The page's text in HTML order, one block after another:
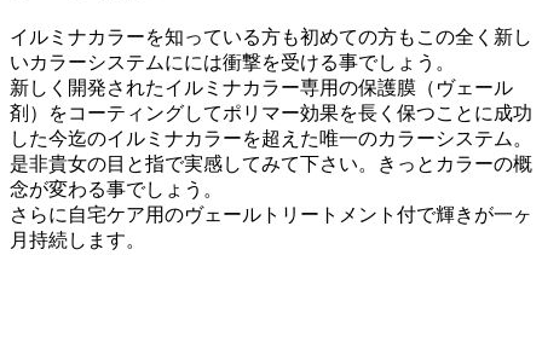
イルミナカラーを知っている方も初めての方もこの全く新し
いカラーシステムにには衝撃を受ける事でしょう。
新しく開発されたイルミナカラー専用の保護膜（ヴェール
剤）をコーティングしてポリマー効果を長く保つことに成功
した今迄のイルミナカラーを超えた唯一のカラーシステム。
是非貴女の目と指で実感してみて下さい。きっとカラーの概
念が変わる事でしょう。
さらに自宅ケア用のヴェールトリートメント付で輝きが一ヶ
月持続します。